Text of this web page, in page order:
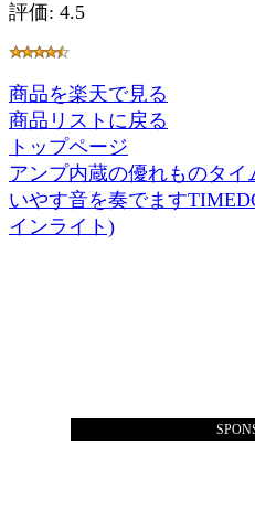
評価: 4.5
商品を楽天で見る
商品リストに戻る
トップページ
アンプ内蔵の優れものタ
いやす音を奏でます
インライト)